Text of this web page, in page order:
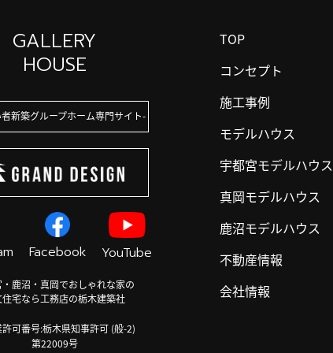
GALLERY
HOUSE
新築グループホーム専門サイト
Facebook YouTube
鹿沼・真岡でおしゃれな家の
住宅なら工務店の栃木建築社
可番号:栃木県知事許可 (般-2)
第22009号
TOP
コンセプト
施工事例
モデルハウス
宇都宮モデルハウス
真岡モデルハウス
鹿沼モデルハウス
不動産情報
会社情報